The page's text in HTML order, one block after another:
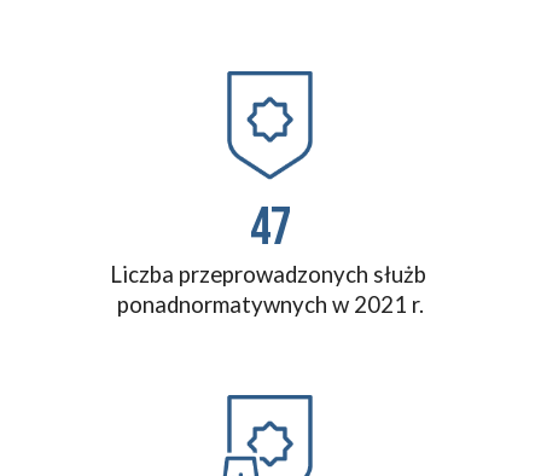
47
Liczba przeprowadzonych służb
ponadnormatywnych w 2021 r.